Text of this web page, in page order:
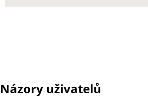
Názory uživatelů